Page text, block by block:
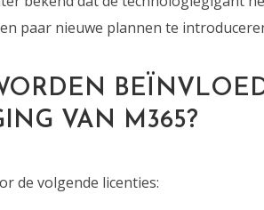
paar nieuwe plannen te
VAN M365?
de volgende licenties: